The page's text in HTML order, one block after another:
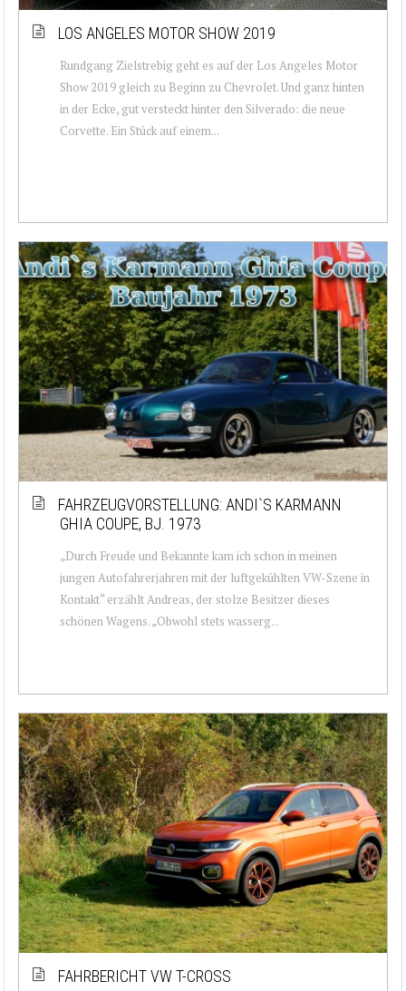
LOS ANGELES MOTOR SHOW 2019
Rundgang Zielstrebig geht es auf der Los Angeles Motor
Show 2019 gleich zu Beginn zu Chevrolet. Und ganz hinten
in der Ecke, gut versteckt hinter den Silverado: die neue
Corvette. Ein Stück auf einem...
FAHRZEUGVORSTELLUNG: ANDI`S KARMANN
GHIA COUPE, BJ. 1973
„Durch Freude und Bekannte kam ich schon in meinen
jungen Autofahrerjahren mit der luftgekühlten VW-Szene in
Kontakt“ erzählt Andreas, der stolze Besitzer dieses
schönen Wagens. „Obwohl stets wasserg...
FAHRBERICHT VW T-CROSS